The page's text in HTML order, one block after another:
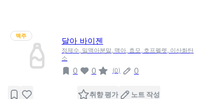
맥주
달아 바이젠
정제수, 밀맥아분말, 맥아, 효모, 호프펠렛, 이산화탄
소
0 0 (0) 0
취향 평가 노트 작성